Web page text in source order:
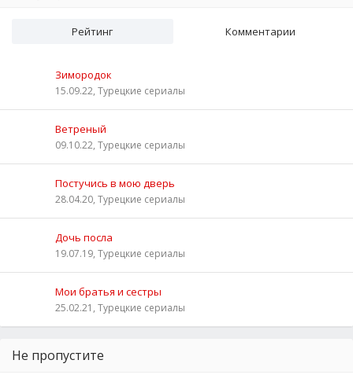
Рейтинг Комментарии
Зимородок
15.09.22, Турецкие сериалы
Ветреный
09.10.22, Турецкие сериалы
Постучись в мою дверь
28.04.20, Турецкие сериалы
Дочь посла
19.07.19, Турецкие сериалы
Мои братья и сестры
25.02.21, Турецкие сериалы
Не пропустите